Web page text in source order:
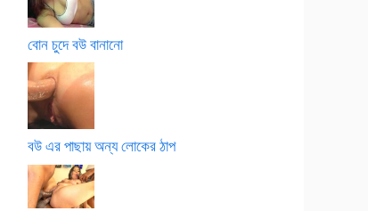
বোন চুদে বউ বানানো
বউ এর পাছায় অন্য লোকের ঠাপ